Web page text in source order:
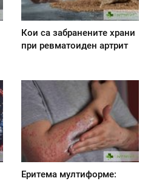
Кои са забранените храни
при ревматоиден артрит
Еритема мултиформе: